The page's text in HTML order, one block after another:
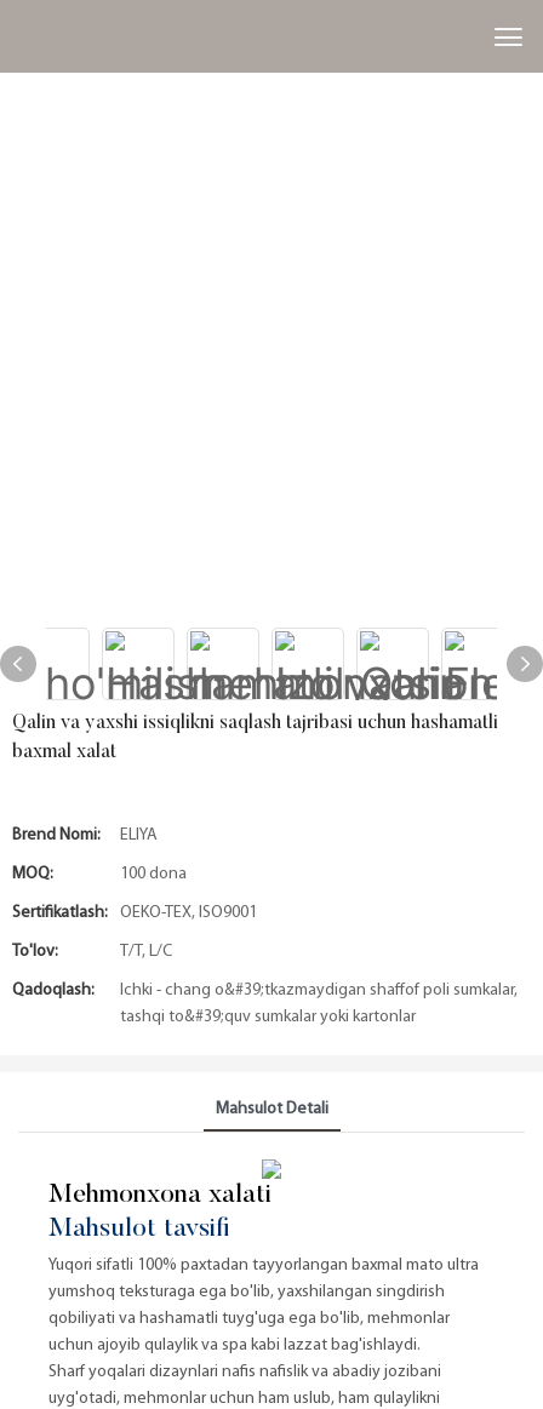
Qalin va yaxshi issiqlikni saqlash tajribasi uchun hashamatli
baxmal xalat
Brend Nomi: ELIYA
MOQ: 100 dona
Sertifikatlash: OEKO-TEX, ISO9001
To'lov: T/T, L/C
Qadoqlash:
Ichki - chang o&#39;tkazmaydigan shaffof poli sumkalar,
tashqi to&#39;quv sumkalar yoki kartonlar
Mahsulot Detali
Mehmonxona xalati
Mahsulot tavsifi
Yuqori sifatli 100% paxtadan tayyorlangan baxmal mato ultra
yumshoq teksturaga ega bo'lib, yaxshilangan singdirish
qobiliyati va hashamatli tuyg'uga ega bo'lib, mehmonlar
uchun ajoyib qulaylik va spa kabi lazzat bag'ishlaydi.
Sharf yoqalari dizaynlari nafis nafislik va abadiy jozibani
uyg'otadi, mehmonlar uchun ham uslub, ham qulaylikni